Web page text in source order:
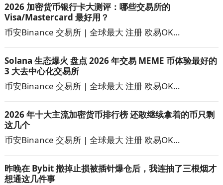
2026 加密货币银行卡大测评：哪些交易所的
Visa/Mastercard 最好用？
币安Binance 交易所 | 全球最大 注册 欧易OK…
Solana 生态爆火 盘点 2026 年交易 MEME 币体验最好的
3 大去中心化交易所
币安Binance 交易所 | 全球最大 注册 欧易OK…
2026 年十大主流加密货币排行榜 还敢继续拿着的币只剩
这几个
币安Binance 交易所 | 全球最大 注册 欧易OK…
昨晚在 Bybit 撤掉止损被插针爆仓后，我连抽了三根烟才
想通这几件事